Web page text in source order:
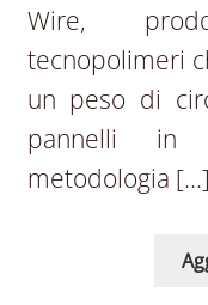
Wire,
tecnopolimeri
un peso di
pannelli in
metodologia […]